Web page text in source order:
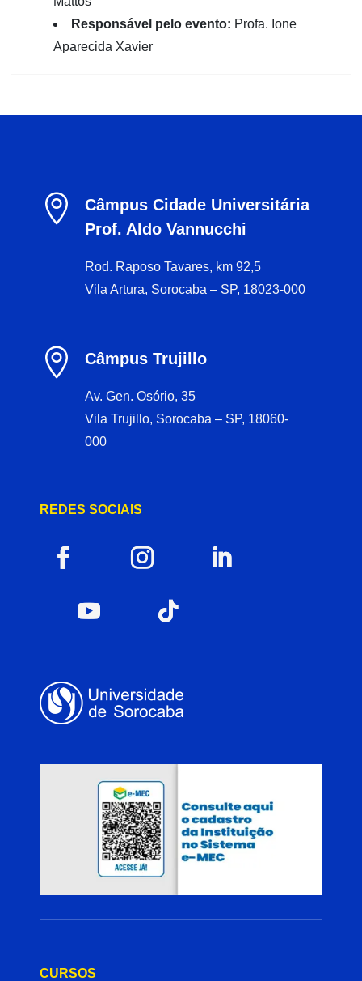
Responsável pelo evento: Profa. Ione
Aparecida Xavier

Câmpus Cidade Universitária
Prof. Aldo Vannucchi
Rod. Raposo Tavares, km 92,5
Vila Artura, Sorocaba – SP, 18023-000
 Câmpus Trujillo
Av. Gen. Osório, 35
Vila Trujillo, Sorocaba – SP, 18060-
000
REDES SOCIAIS
CURSOS